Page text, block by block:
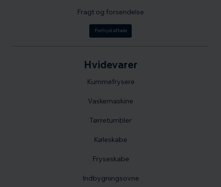
Hvidevarer
Kummefrysere
Vaskemaskine
Tørretumbler
Køleskabe
Fryseskabe
Indbygningsovne
Fragt og forsendelse
Fortryd aftale